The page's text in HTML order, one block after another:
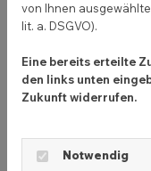
– Korkboden
– Laminat
von Ihnen
lit. a. DSGVO).
Eine bereits erteilte
den links unten
Zukunft widerrufen.
Notwendig